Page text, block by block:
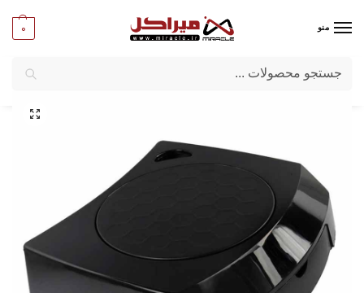
منو 0
میراکل/پایه نگهدارنده